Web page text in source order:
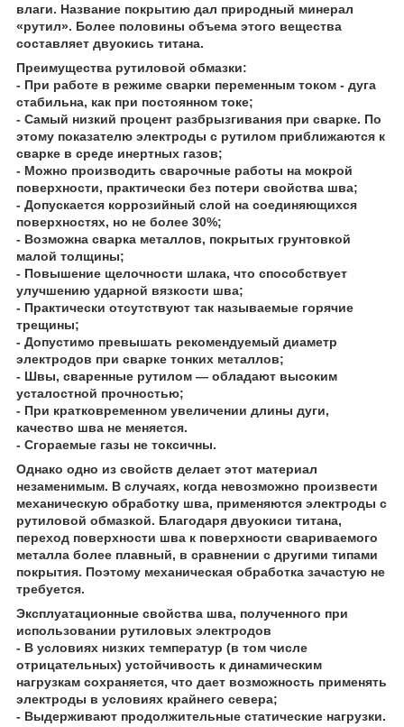
влаги. Название покрытию дал природный минерал
«рутил». Более половины объема этого вещества
составляет двуокись титана.
Преимущества рутиловой обмазки:
- При работе в режиме сварки переменным током - дуга
стабильна, как при постоянном токе;
- Самый низкий процент разбрызгивания при сварке. По
этому показателю электроды с рутилом приближаются к
сварке в среде инертных газов;
- Можно производить сварочные работы на мокрой
поверхности, практически без потери свойства шва;
- Допускается коррозийный слой на соединяющихся
поверхностях, но не более 30%;
- Возможна сварка металлов, покрытых грунтовкой
малой толщины;
- Повышение щелочности шлака, что способствует
улучшению ударной вязкости шва;
- Практически отсутствуют так называемые горячие
трещины;
- Допустимо превышать рекомендуемый диаметр
электродов при сварке тонких металлов;
- Швы, сваренные рутилом — обладают высоким
усталостной прочностью;
- При кратковременном увеличении длины дуги,
качество шва не меняется.
- Сгораемые газы не токсичны.
Однако одно из свойств делает этот материал
незаменимым. В случаях, когда невозможно произвести
механическую обработку шва, применяются электроды с
рутиловой обмазкой. Благодаря двуокиси титана,
переход поверхности шва к поверхности свариваемого
металла более плавный, в сравнении с другими типами
покрытия. Поэтому механическая обработка зачастую не
требуется.
Эксплуатационные свойства шва, полученного при
использовании рутиловых электродов
- В условиях низких температур (в том числе
отрицательных) устойчивость к динамическим
нагрузкам сохраняется, что дает возможность применять
электроды в условиях крайнего севера;
- Выдерживают продолжительные статические нагрузки.